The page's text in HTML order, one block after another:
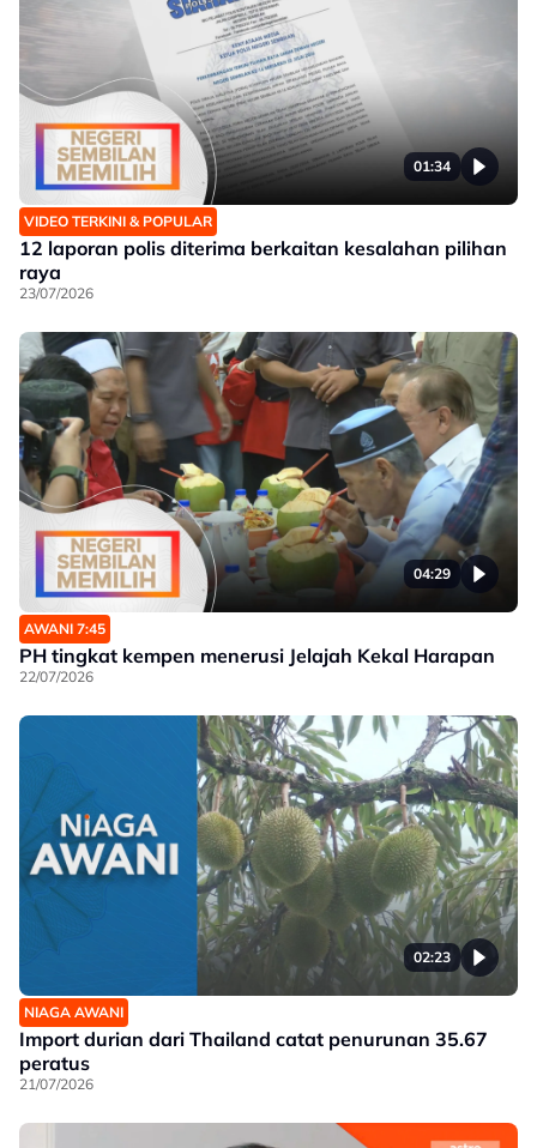
01:34
VIDEO TERKINI & POPULAR
12 laporan polis diterima berkaitan kesalahan pilihan
raya
23/07/2026
04:29
AWANI 7:45
PH tingkat kempen menerusi Jelajah Kekal Harapan
22/07/2026
02:23
NIAGA AWANI
Import durian dari Thailand catat penurunan 35.67
peratus
21/07/2026